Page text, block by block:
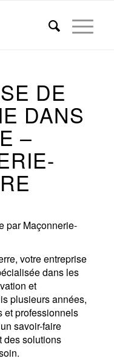
DE
DANS
–
par Maçonnerie-
votre entreprise
dans les
et
plusieurs années,
et professionnels
savoir-faire
des solutions